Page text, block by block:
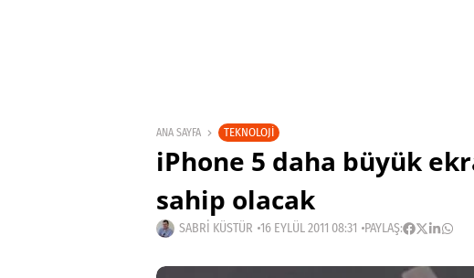
ANA SAYFA TEKNOLOJI
iPhone 5 daha büyük
sahip olacak
SABRI KÜSTÜR 16 EYLÜL 2011 08:31 PAYLAŞ: